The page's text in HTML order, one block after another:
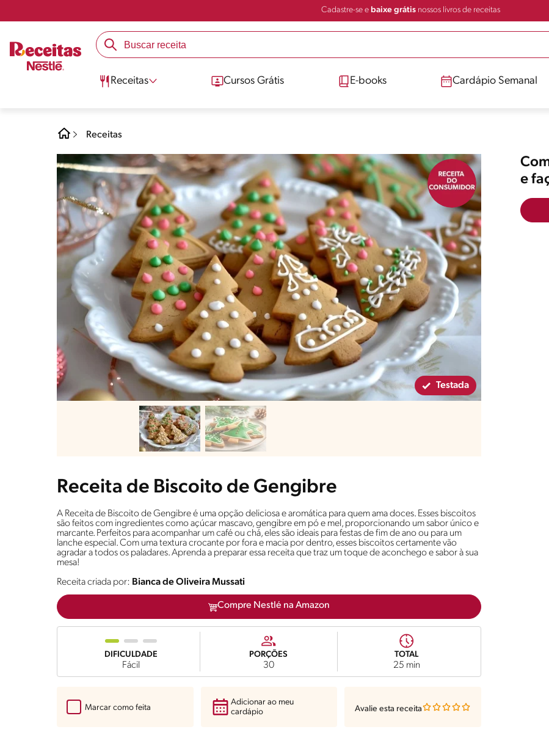
Cadastre-se e baixe grátisnossos livros de receitas
Receitas Cursos Grátis E-books Cardápio Semanal
Receitas
Testada
Receita de Biscoito de Gengibre
A Receita de Biscoito de Gengibre é uma opção deliciosa e aromática para quem ama doces. Esses biscoitos
são feitos com ingredientes como açúcar mascavo, gengibre em pó e mel, proporcionando um sabor único e
marcante. Perfeitos para acompanhar um café ou chá, eles são ideais para festas de fim de ano ou para um
lanche especial. Com uma textura crocante por fora e macia por dentro, esses biscoitos certamente vão
agradar a todos os paladares. Aprenda a preparar essa receita que traz um toque de aconchego e sabor à sua
mesa!
Receita criada por: Bianca de Oliveira Mussati
Compre Nestlé na Amazon
DIFICULDADE
Fácil
PORÇÕES
30
TOTAL
25 min
Marcar como feita
Adicionar ao meu
cardápio
Avalie esta receita
e